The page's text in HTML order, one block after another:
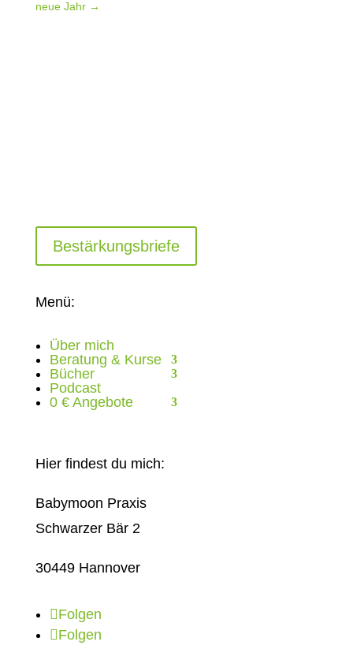
neue Jahr→
Bestärkungsbriefe
Menü:
Über mich
Beratung & Kurse
Bücher
Podcast
0 € Angebote
Hier findest du mich:
Babymoon Praxis
Schwarzer Bär 2
30449 Hannover
Folgen
Folgen